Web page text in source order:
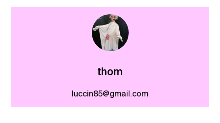
thom
luccin85@gmail.com